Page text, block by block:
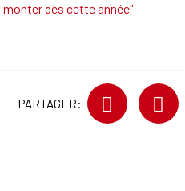
dès cette année"
PARTAGER: